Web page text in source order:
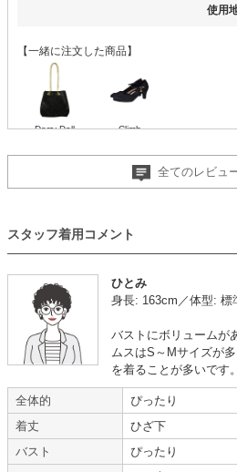
使用
【一緒に注文した商品】
Dorry Doll Climb
体重 :45～49kg
体型 :標準
使用
一目惚れしたドレスで、大満足でした。
ただ着脱がとても大変で苦労しました。
せていただきました。
【一緒に注文した商品】
全てのレビュ
スタッフ着用コメント
ひとみ
身長: 163cm／体型: 標
バストにボリュームが
ムスはS～Mサイズが
を着ることが多いです。
全体的
ぴったり
着丈
ひざ下
バスト
ぴったり